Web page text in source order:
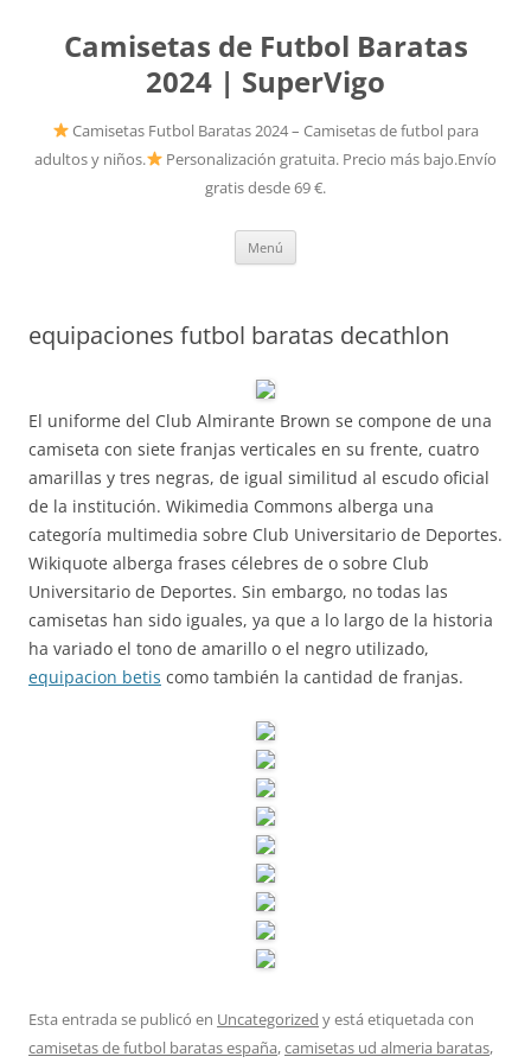
Camisetas de Futbol Baratas
2024 | SuperVigo
Camisetas Futbol Baratas 2024 – Camisetas de futbol para
adultos y niños.
Personalización gratuita. Precio más bajo.Envío
gratis desde 69 €.
Menú
equipaciones futbol baratas decathlon
El uniforme del Club Almirante Brown se compone de una
camiseta con siete franjas verticales en su frente, cuatro
amarillas y tres negras, de igual similitud al escudo oficial
de la institución. Wikimedia Commons alberga una
categoría multimedia sobre Club Universitario de Deportes.
Wikiquote alberga frases célebres de o sobre Club
Universitario de Deportes. Sin embargo, no todas las
camisetas han sido iguales, ya que a lo largo de la historia
ha variado el tono de amarillo o el negro utilizado,
equipacion betis como también la cantidad de franjas.
Esta entrada se publicó en Uncategorized y está etiquetada con
camisetas de futbol baratas españa,camisetas ud almeria baratas,